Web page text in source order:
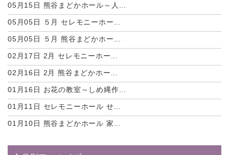
05月15日 熊谷まどかホール～人...
05月05日 ５月 セレモニーホー...
05月05日 ５月 熊谷まどかホー...
02月17日 2月 セレモニーホー...
02月16日 2月 熊谷まどかホー...
01月16日 お花の教室～しめ縄作...
01月11日 セレモニーホール せ...
01月10日 熊谷まどかホール 家...